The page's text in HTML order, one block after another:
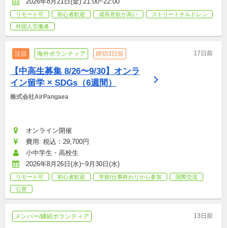
リモート可 初心者歓迎 成長意欲が高い
ストリートチルドレン
外国人労働者
注目 海外ボランティア 締切3日前 17日前
【中高生募集 8/26〜9/30】オンラ
イン留学 × SDGs（6週間）
株式会社AirPangaea
オンライン開催
費用: 税込：29,700円
小中学生・高校生
2026年8月26日(水)~9月30日(水)
リモート可 初心者歓迎 学校/仕事終わりから参加
国際交流
公害
メンバー/継続ボランティア 13日前